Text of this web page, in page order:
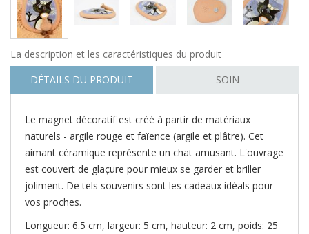
La description et les caractéristiques du produit
DÉTAILS DU PRODUIT
SOIN
Le magnet décoratif est créé à partir de matériaux
naturels - argile rouge et faïence (argile et plâtre). Cet
aimant céramique représente un chat amusant. L'ouvrage
est couvert de glaçure pour mieux se garder et briller
joliment. De tels souvenirs sont les cadeaux idéals pour
vos proches.
Longueur: 6.5 cm, largeur: 5 cm, hauteur: 2 cm, poids: 25